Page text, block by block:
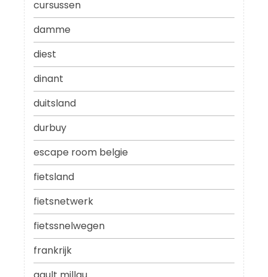
cursussen
damme
diest
dinant
duitsland
durbuy
escape room belgie
fietsland
fietsnetwerk
fietssnelwegen
frankrijk